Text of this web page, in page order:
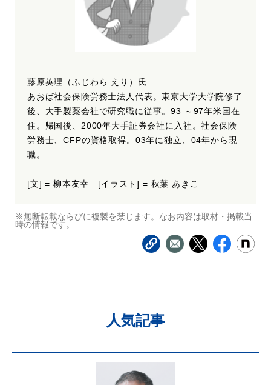
藤原英理（ふじわら えり）氏
あおば社会保険労務士法人代表。東京大学大学院修了
後、大手製薬会社で研究職に従事。93 ～97年米国在
住。帰国後、2000年大手証券会社に入社。社会保険
労務士、CFPの資格取得。03年に独立、04年から現
職。
[文] = 柳本友幸 [イラスト] = 秋葉 あきこ
※無断転載ならびに複製を禁じます。なお内容は取材・掲載当
時の情報です。
人気記事